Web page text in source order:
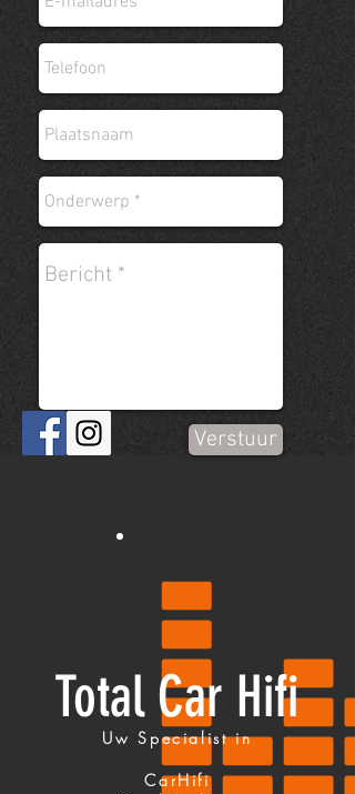
Verstuur
Total Car Hifi
Uw Specialist in
CarHifi